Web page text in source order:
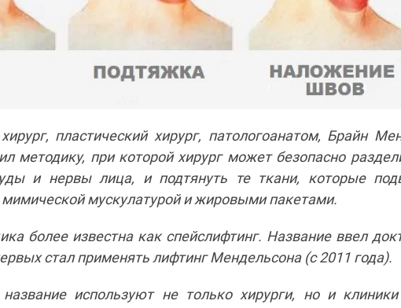
пластический хирург, патологоанатом, Брайн
методику, при которой хирург может безопасно
и нервы лица, и подтянуть те ткани, которые
мускулатурой и жировыми пакетами.
более известна как спейслифтинг. Название ввел
стал применять лифтинг Мендельсона (с 2011 года).
используют не только хирурги, но и